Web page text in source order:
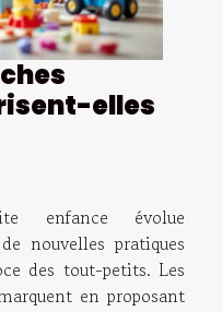
elles
enfance évolue
nouvelles pratiques
des tout-petits. Les
en proposant